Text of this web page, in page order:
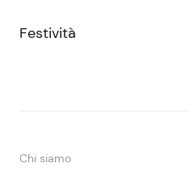
Festività
Chi siamo